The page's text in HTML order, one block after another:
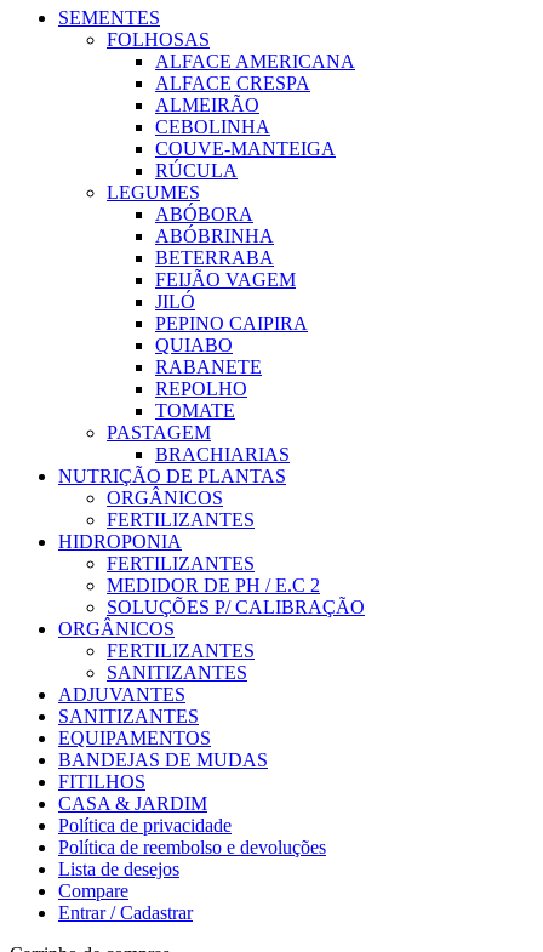
SEMENTES
FOLHOSAS
ALFACE AMERICANA
ALFACE CRESPA
ALMEIRÃO
CEBOLINHA
COUVE-MANTEIGA
RÚCULA
LEGUMES
ABÓBORA
ABÓBRINHA
BETERRABA
FEIJÃO VAGEM
JILÓ
PEPINO CAIPIRA
QUIABO
RABANETE
REPOLHO
TOMATE
PASTAGEM
BRACHIARIAS
NUTRIÇÃO DE PLANTAS
ORGÂNICOS
FERTILIZANTES
HIDROPONIA
FERTILIZANTES
MEDIDOR DE PH / E.C 2
SOLUÇÕES P/ CALIBRAÇÃO
ORGÂNICOS
FERTILIZANTES
SANITIZANTES
ADJUVANTES
SANITIZANTES
EQUIPAMENTOS
BANDEJAS DE MUDAS
FITILHOS
CASA & JARDIM
Política de privacidade
Política de reembolso e devoluções
Lista de desejos
Compare
Entrar / Cadastrar